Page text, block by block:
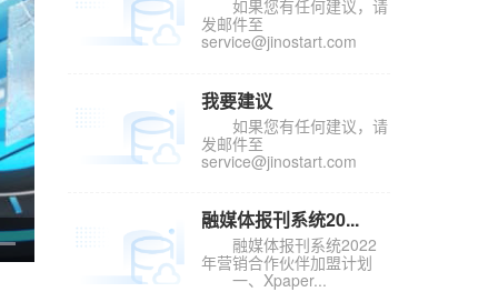
务
务
如果您有任何建议，请
发邮件至
service@jinostart.com
我要建议
如果您有任何建议，请
发邮件至
service@jinostart.com
融媒体报刊系统20...
融媒体报刊系统2022
年营销合作伙伴加盟计划
一、Xpaper...